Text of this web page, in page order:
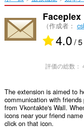
Faceplex
（作成者：
4.0/ 5
評価の総数：
The extension is aimed to
communication with
from Vkontakte's Wall.
icons near your friend
click on that icon.